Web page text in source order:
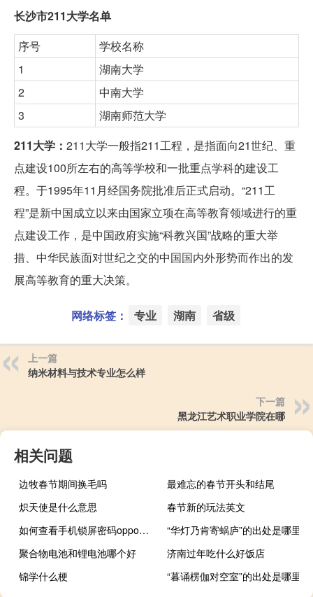
长沙市211大学名单
序号
学校名称
1
湖南大学
2
中南大学
3
湖南师范大学
211大学： 211大学一般指211工程，是指面向21世纪、重
点建设100所左右的高等学校和一批重点学科的建设工
程。于1995年11月经国务院批准后正式启动。“211工
程”是新中国成立以来由国家立项在高等教育领域进行的重
点建设工作，是中国政府实施“科教兴国”战略的重大举
措、中华民族面对世纪之交的中国国内外形势而作出的发
展高等教育的重大决策。
网络标签： 专业 湖南 省级
上一篇
纳米材料与技术专业怎么样
下一篇
黑龙江艺术职业学院在哪
相关问题
边牧春节期间换毛吗
最难忘的春节开头和结尾
炽天使是什么意思
春节新的玩法英文
如何查看手机锁屏密码oppo（如何查看手机锁屏密码）
“华灯乃肯寄蜗庐”的出处是哪里
聚合物电池和锂电池哪个好
济南过年吃什么好饭店
锦学什么梗
“暮诵楞伽对空室”的出处是哪里